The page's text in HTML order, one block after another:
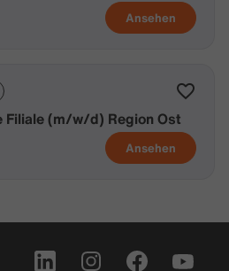
Ansehen
Ansehen
Filiale (m/w/d) Region Ost